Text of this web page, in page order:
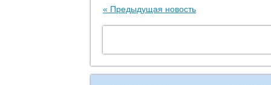
« Предыдущая новость